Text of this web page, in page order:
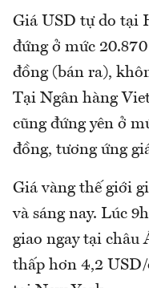
Giá USD tự do tại
đứng ở mức
đồng (bán ra),
Tại Ngân hàng
cũng đứng yên ở
đồng, tương ứng
Giá vàng thế giới
và sáng nay. Lúc
giao ngay tại châu
thấp hơn 4,2 USD/